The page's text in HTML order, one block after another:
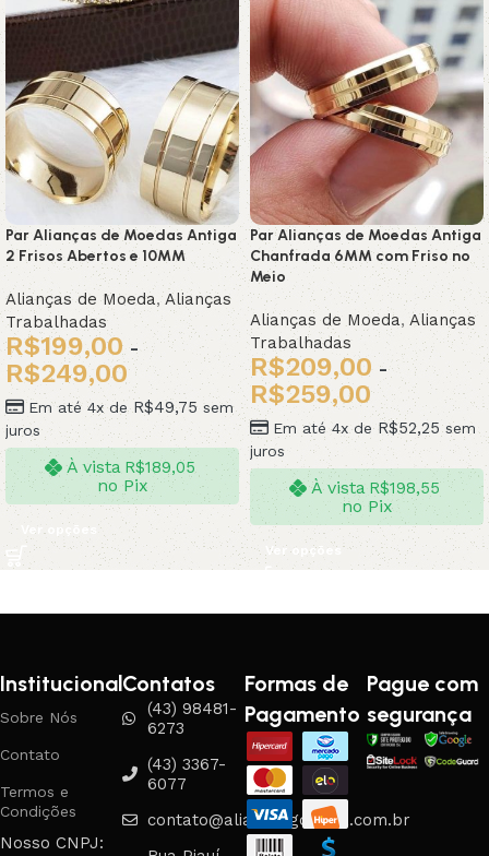
Par Alianças de Moedas Antiga
2 Frisos Abertos e 10MM
Alianças de Moeda,Alianças
Trabalhadas
R$199,00 -
R$249,00
Em até 4x deR$49,75sem
juros
À vista R$189,05
no Pix
Ver opções
Par Alianças de Moedas Antiga
Chanfrada 6MM com Friso no
Meio
Alianças de Moeda, Alianças
Trabalhadas
R$209,00 -
R$259,00
Em até 4x de R$52,25sem
juros
À vista R$198,55
no Pix
Ver opções
Institucional
Sobre Nós
Contato
Termos e
Condições
Nosso CNPJ:
Contatos
(43) 98481-
6273
(43) 3367-
6077
contato@aliancasgouveia.com.br
Formas de
Pagamento
Pague com
segurança